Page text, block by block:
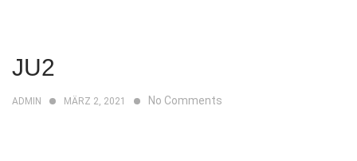
JU2
ADMIN MÄRZ 2, 2021 No Comments